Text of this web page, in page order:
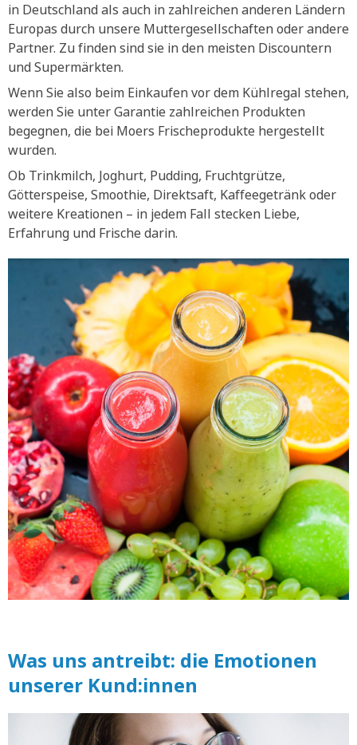
in Deutschland als auch in zahlreichen anderen Ländern
Europas durch unsere Muttergesellschaften oder andere
Partner. Zu finden sind sie in den meisten Discountern
und Supermärkten.
Wenn Sie also beim Einkaufen vor dem Kühlregal stehen,
werden Sie unter Garantie zahlreichen Produkten
begegnen, die bei Moers Frischeprodukte hergestellt
wurden.
Ob Trinkmilch, Joghurt, Pudding, Fruchtgrütze,
Götterspeise, Smoothie, Direktsaft, Kaffeegetränk oder
weitere Kreationen – in jedem Fall stecken Liebe,
Erfahrung und Frische darin.
Was uns antreibt: die Emotionen
unserer Kund:innen